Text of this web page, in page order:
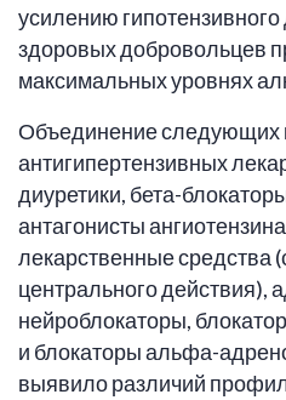
усилению
здоровых добровольцев
максимальных уровнях
Объединение следующих
антигипертензивных
диуретики, бета-
антагонисты
лекарственные
центрального действия),
нейроблокаторы,
и блокаторы альфа-
выявило различий